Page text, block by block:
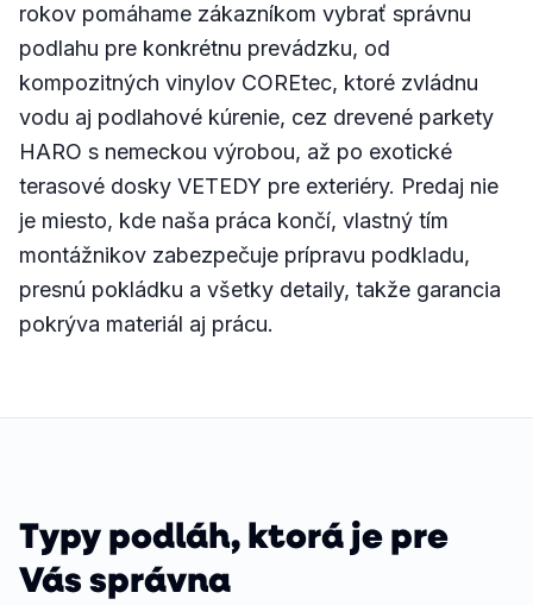
rokov pomáhame zákazníkom vybrať správnu
podlahu pre konkrétnu prevádzku, od
kompozitných vinylov COREtec, ktoré zvládnu
vodu aj podlahové kúrenie, cez drevené parkety
HARO s nemeckou výrobou, až po exotické
terasové dosky VETEDY pre exteriéry. Predaj nie
je miesto, kde naša práca končí, vlastný tím
montážnikov zabezpečuje prípravu podkladu,
presnú pokládku a všetky detaily, takže garancia
pokrýva materiál aj prácu.
Typy podláh, ktorá je pre
Vás správna